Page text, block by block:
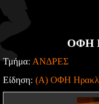
ΟΦΗ
Τμήμα: ΑΝΔΡΕΣ
Είδηση: (Α) ΟΦΗ